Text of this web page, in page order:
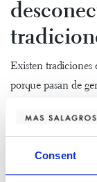
Consent
Existen tradiciones
porque pasan de
las fiestas